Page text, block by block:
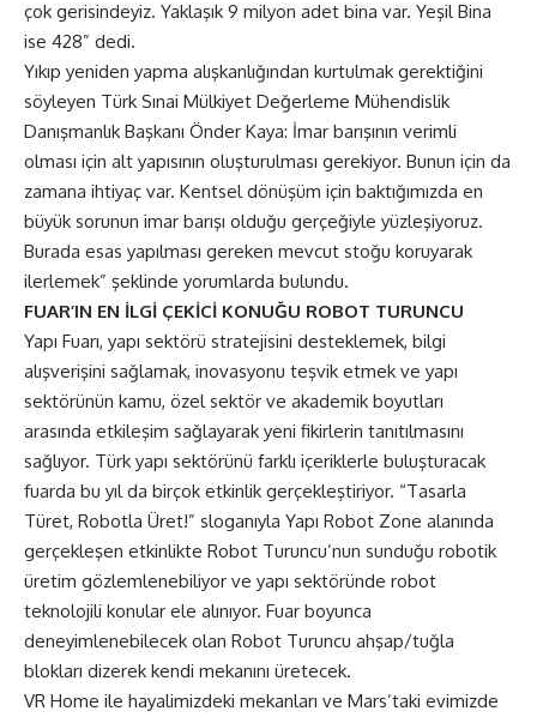
çok gerisindeyiz. Yaklaşık 9 milyon adet bina var. Yeşil Bina
ise 428” dedi.
Yıkıp yeniden yapma alışkanlığından kurtulmak gerektiğini
söyleyen Türk Sınai Mülkiyet Değerleme Mühendislik
Danışmanlık Başkanı Önder Kaya: İmar barışının verimli
olması için alt yapısının oluşturulması gerekiyor. Bunun için da
zamana ihtiyaç var. Kentsel dönüşüm için baktığımızda en
büyük sorunun imar barışı olduğu gerçeğiyle yüzleşiyoruz.
Burada esas yapılması gereken mevcut stoğu koruyarak
ilerlemek” şeklinde yorumlarda bulundu.
FUAR’IN EN İLGİ ÇEKİCİ KONUĞU ROBOT TURUNCU
Yapı Fuarı, yapı sektörü stratejisini desteklemek, bilgi
alışverişini sağlamak, inovasyonu teşvik etmek ve yapı
sektörünün kamu, özel sektör ve akademik boyutları
arasında etkileşim sağlayarak yeni fikirlerin tanıtılmasını
sağlıyor. Türk yapı sektörünü farklı içeriklerle buluşturacak
fuarda bu yıl da birçok etkinlik gerçekleştiriyor. “Tasarla
Türet, Robotla Üret!” sloganıyla Yapı Robot Zone alanında
gerçekleşen etkinlikte Robot Turuncu’nun sunduğu robotik
üretim gözlemlenebiliyor ve yapı sektöründe robot
teknolojili konular ele alınıyor. Fuar boyunca
deneyimlenebilecek olan Robot Turuncu ahşap/tuğla
blokları dizerek kendi mekanını üretecek.
VR Home ile hayalimizdeki mekanları ve Mars’taki evimizde